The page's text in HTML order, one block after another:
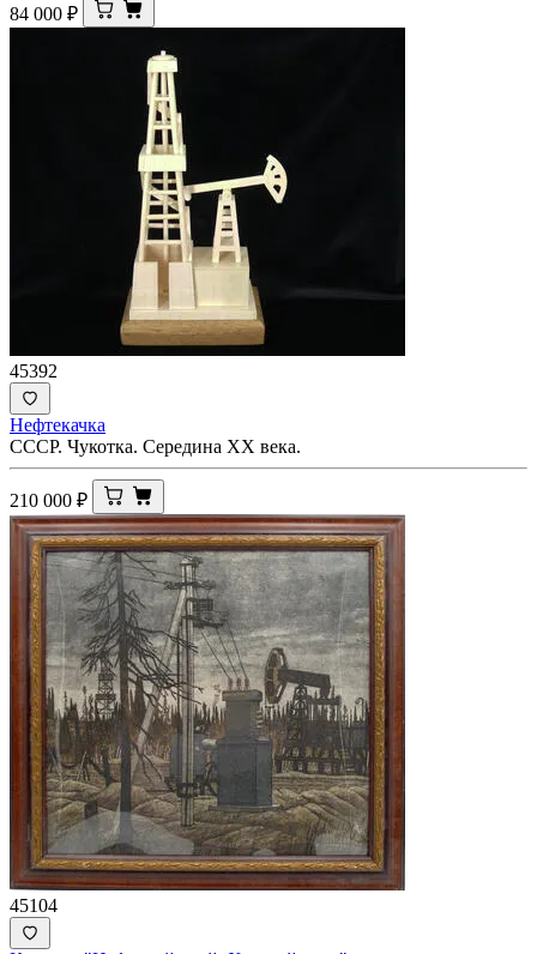
84 000 ₽
45392
Нефтекачка
СССР. Чукотка. Середина ХХ века.
210 000 ₽
45104